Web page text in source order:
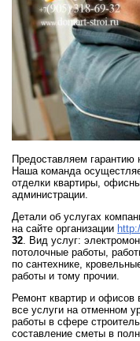
Предоставляем гарантию
Наша команда
отделки квартиры,
администрации.
Детали об услугах
на сайте организации
32 . Вид услуг:
потолочные работы,
по сантехнике,
работы и тому прочии.
Ремонт квартир и
все услуги на отменном
работы в сфере
составление сметы в